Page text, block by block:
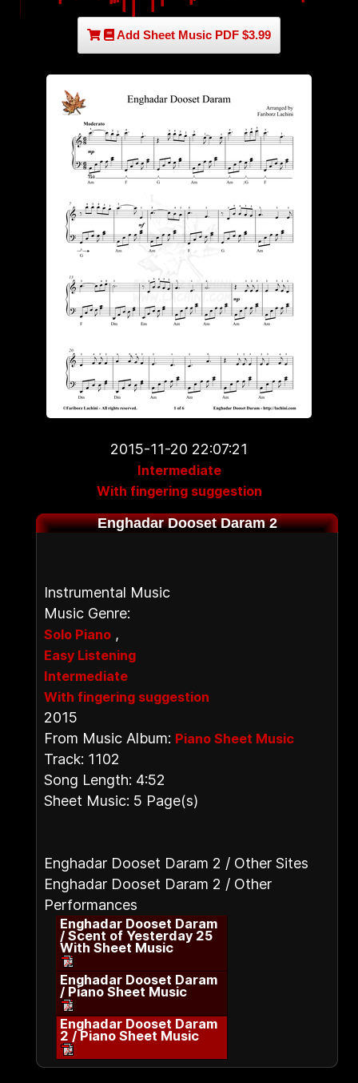
Add Sheet Music PDF $3.99
2015-11-20 22:07:21
Intermediate
With fingering suggestion
Enghadar Dooset Daram 2
Instrumental Music
Music Genre:
Solo Piano ,
Easy Listening
Intermediate
With fingering suggestion
2015
From Music Album: Piano Sheet Music
Track: 1102
Song Length: 4:52
Sheet Music: 5 Page(s)
Enghadar Dooset Daram 2 / Other Sites
Enghadar Dooset Daram 2 / Other
Performances
Enghadar Dooset Daram
/ Scent of Yesterday 25
With Sheet Music
Enghadar Dooset Daram
/ Piano Sheet Music
Enghadar Dooset Daram
2 / Piano Sheet Music